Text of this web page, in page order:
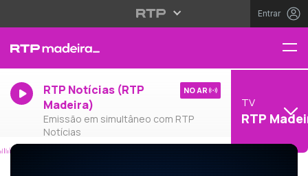
Entrar
RTP Notícias (RTP
Madeira)
Emissão em simultâneo com RTP
Notícias
NO AR
TV
RTP